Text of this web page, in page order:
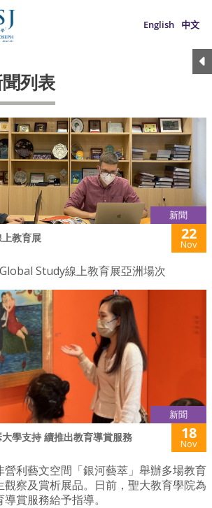
English 中文
列表
新聞
教育展 22
Nov
Study線上教育展亞洲場次
新聞
大學支持 續推出教育導賞服務 18
Nov
營利藝文空間「銀河藝萃」舉辦多場教育
察及賞析展品。日前，聖大教育學院為
賞服務給予指導。